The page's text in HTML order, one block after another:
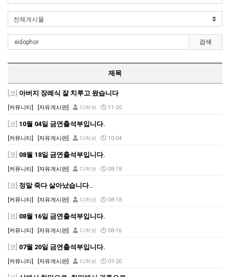
검색
제목
[코] 아버지 장례식 잘 치루고 왔습니다
[커뮤니티] [자유게시판] 디허브 11-20
[코] 10월 04일 금연출석부입니다.
[커뮤니티] [자유게시판] 디허브 10-04
[코] 08월 18일 금연출석부입니다.
[커뮤니티] [자유게시판] 디허브 08-18
[코] 정말 죽다 살아났습니다..
[커뮤니티] [자유게시판] 디허브 08-18
[코] 08월 16일 금연출석부입니다.
[커뮤니티] [자유게시판] 디허브 08-16
[코] 07월 20일 금연출석부입니다.
[커뮤니티] [자유게시판] 디허브 07-20